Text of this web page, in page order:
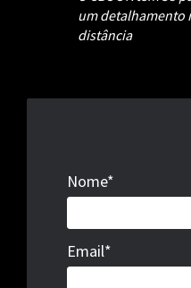
um detalhamento
distância
Nome*
Email*